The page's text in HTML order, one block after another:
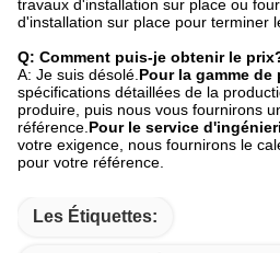
travaux d'installation sur place ou
d'installation sur place pour terminer
Q: Comment puis-je obtenir le
A: Je suis désolé. Pour la gamme
spécifications détaillées de la
produire, puis nous vous fournirons
référence. Pour le service
votre exigence, nous fournirons le
pour votre référence.
Les Étiquettes: